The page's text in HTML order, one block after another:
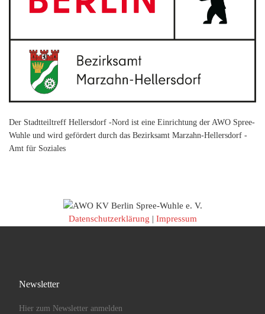
Der Stadtteiltreff Hellersdorf -Nord ist eine Einrichtung der AWO Spree-
Wuhle und wird gefördert durch das Bezirksamt Marzahn-Hellersdorf -
Amt für Soziales
Datenschutzerklärung | Impressum
Newsletter
Hier zum Newsletter anmelden